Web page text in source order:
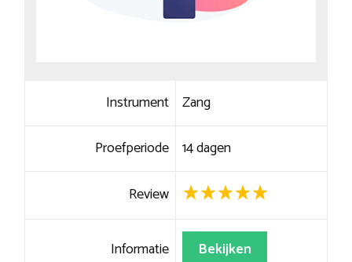
Instrument Zang
Proefperiode 14 dagen
Review
Informatie Bekijken